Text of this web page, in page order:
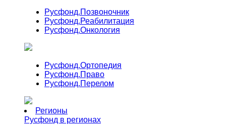
Русфонд.Позвоночник
Русфонд.Реабилитация
Русфонд.Онкология
Русфонд.Ортопедия
Русфонд.Право
Русфонд.Перелом
Регионы
Русфонд в регионах